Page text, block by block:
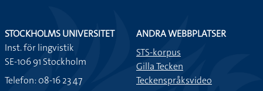
STOCKHOLMS UNIVERSITET
Inst. för lingvistik
SE-106 91 Stockholm
Telefon: 08-16 23 47
ANDRA WEBBPLATSER
STS-korpus
Gilla Tecken
Teckenspråksvideo